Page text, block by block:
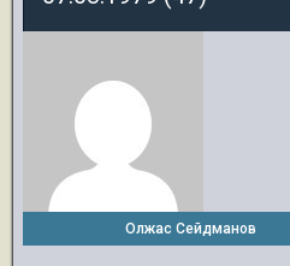
Олжас Сейдманов